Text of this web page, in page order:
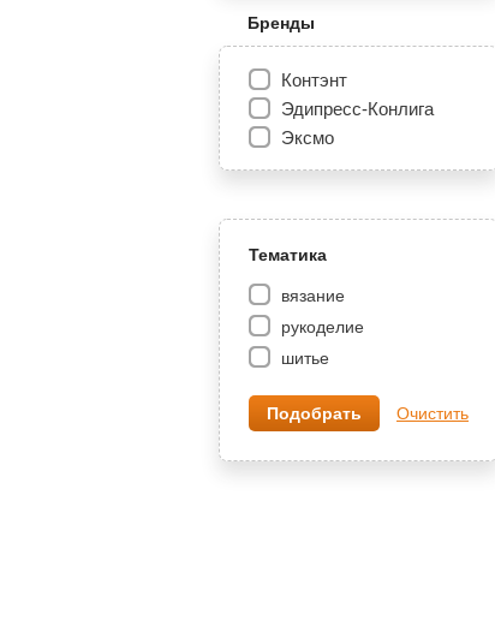
Бренды
Контэнт
Эдипресс-Конлига
Эксмо
Тематика
вязание
рукоделие
шитье
Очистить